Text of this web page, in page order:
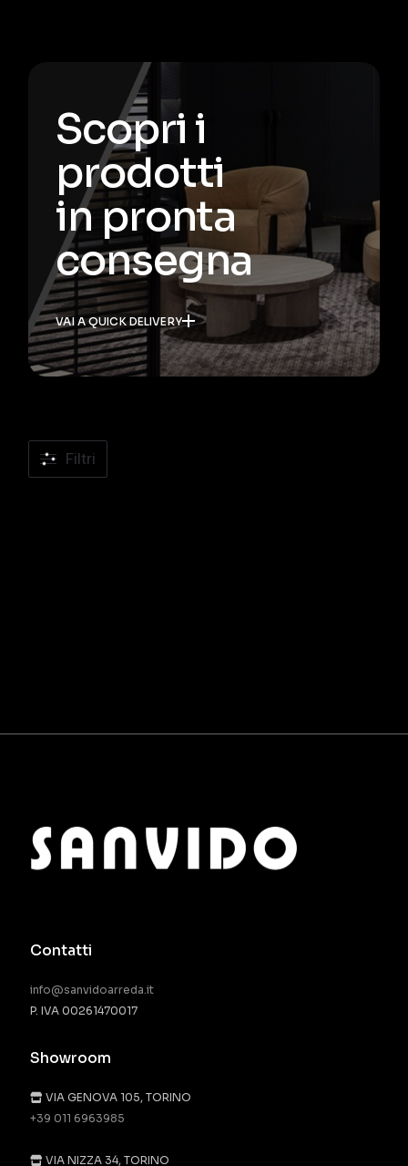
Scopri i
prodotti
in pronta
consegna
VAI A QUICK DELIVERY
Filtri
Contatti
info@sanvidoarreda.it
P. IVA 00261470017
Showroom
VIA GENOVA 105, TORINO
+39 011 6963985
VIA NIZZA 34, TORINO